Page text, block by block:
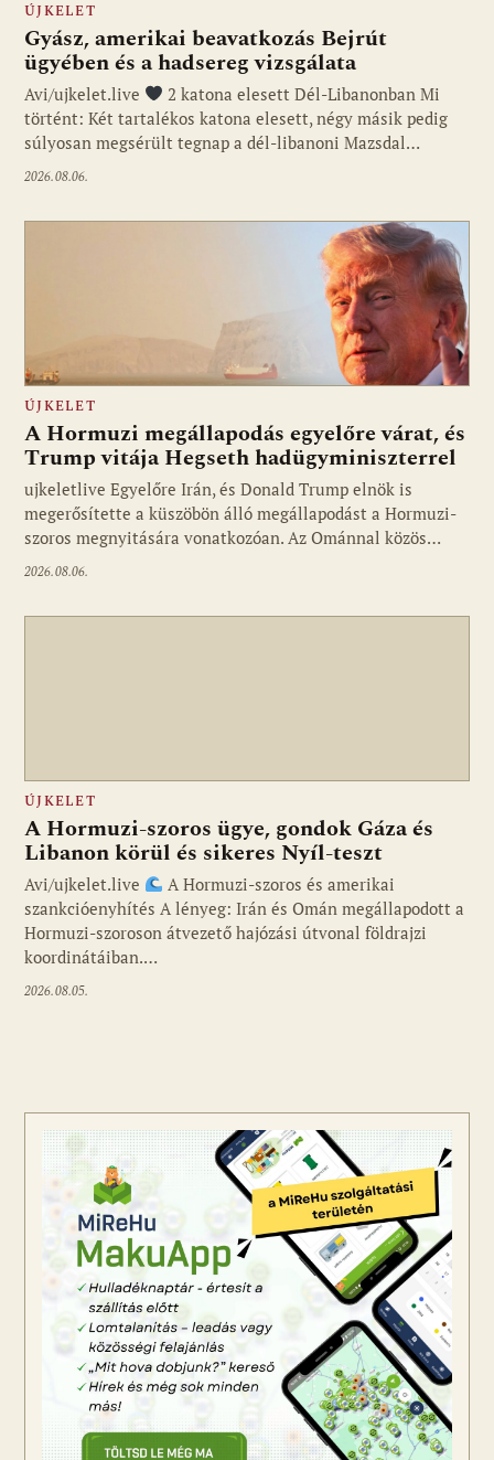
ÚJKELET
Gyász, amerikai beavatkozás Bejrút
ügyében és a hadsereg vizsgálata
Avi/ujkelet.live
2 katona elesett Dél-Libanonban Mi
történt: Két tartalékos katona elesett, négy másik pedig
súlyosan megsérült tegnap a dél-libanoni Mazsdal…
2026.08.06.
Fotó: ujkelet.live
ÚJKELET
A Hormuzi megállapodás egyelőre várat, és
Trump vitája Hegseth hadügyminiszterrel
ujkeletlive Egyelőre Irán, és Donald Trump elnök is
megerősítette a küszöbön álló megállapodást a Hormuzi-
szoros megnyitására vonatkozóan. Az Ománnal közös…
2026.08.06.
ÚJKELET
A Hormuzi-szoros ügye, gondok Gáza és
Libanon körül és sikeres Nyíl-teszt
Avi/ujkelet.live
A Hormuzi-szoros és amerikai
szankcióenyhítés A lényeg: Irán és Omán megállapodott a
Hormuzi-szoroson átvezető hajózási útvonal földrajzi
koordinátáiban.…
2026.08.05.